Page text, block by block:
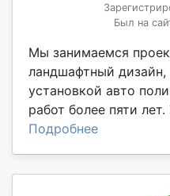
Был на
Мы занимаемся
ландшафтный дизайн,
установкой авто
работ более пяти
Подробнее